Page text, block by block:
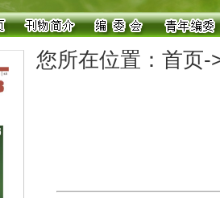
您所在位置： 首页-